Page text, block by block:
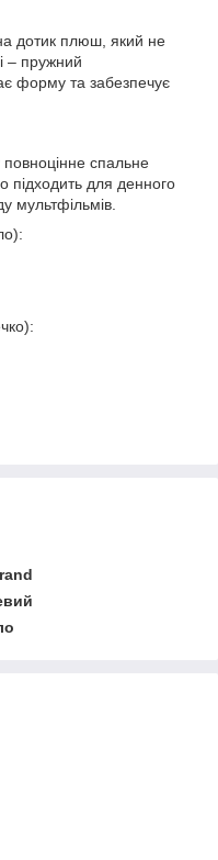
дотик плюш, який не
– пружний
форму та забезпечує
повноцінне спальне
підходить для денного
мультфільмів.